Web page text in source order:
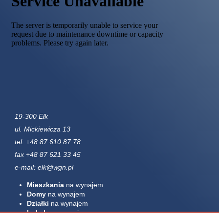
19-300 Ełk
ul. Mickiewicza 13
tel. +48 87 610 87 78
fax +48 87 621 33 45
e-mail: elk@wgn.pl
Mieszkania na wynajem
Domy na wynajem
Działki na wynajem
Lokalena wynajem